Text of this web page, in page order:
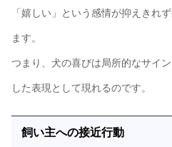
「嬉しい」という感情が抑えきれ
ます。
つまり、犬の喜びは局所的なサイ
した表現として現れるのです。
飼い主への接近行動